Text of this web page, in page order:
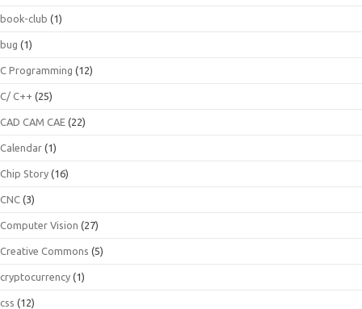
book-club (1)
bug (1)
C Programming (12)
C/ C++ (25)
CAD CAM CAE (22)
Calendar (1)
Chip Story (16)
CNC (3)
Computer Vision (27)
Creative Commons (5)
cryptocurrency (1)
css (12)